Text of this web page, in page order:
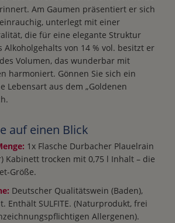
Am Gaumen präsentiert er sich
unterlegt mit einer
die für eine elegante Struktur
Alkoholgehalts von 14 % vol. besitzt er
Volumen, das wunderbar mit
harmoniert. Gönnen Sie sich ein
Lebensart aus dem „Goldenen
auf einen Blick
1x Flasche Durbacher Plauelrain
Kabinett trocken mit 0,75 l Inhalt – die
Größe.
Deutscher Qualitätswein (Baden),
Enthält SULFITE. (Naturprodukt, frei
Allergenen).